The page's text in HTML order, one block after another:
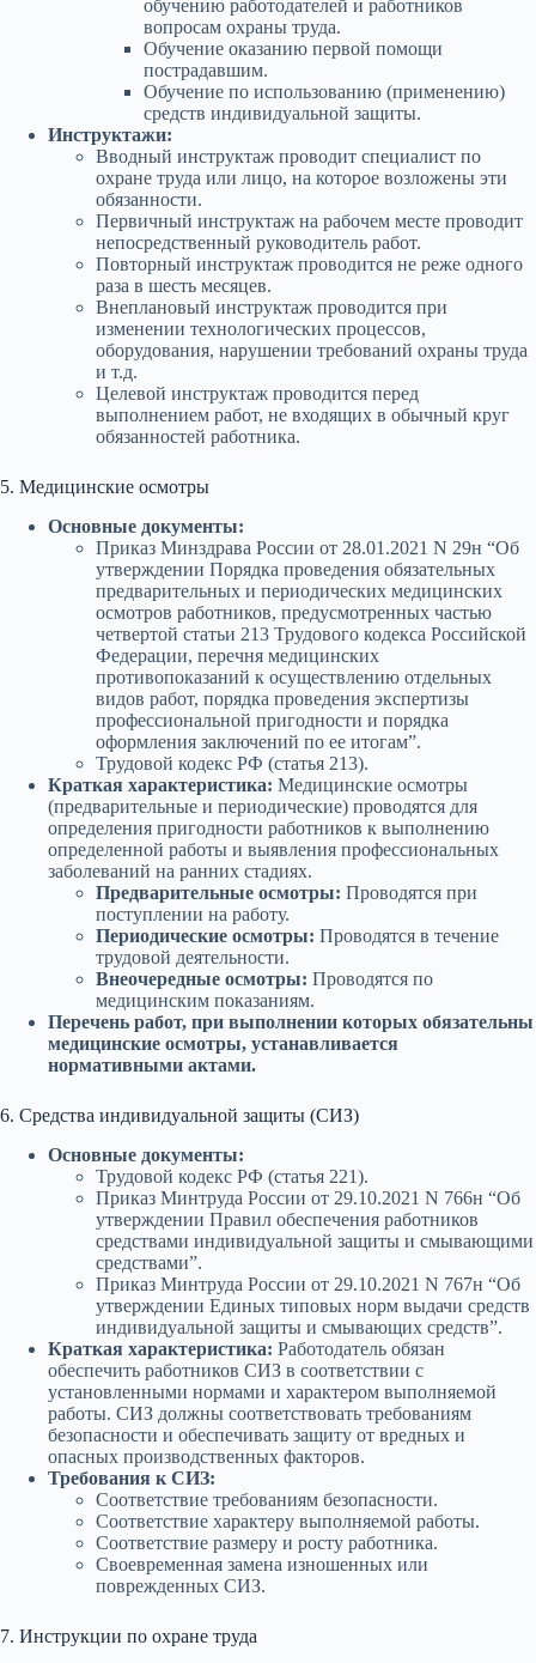
обучению работодателей и работников
вопросам охраны труда.
Обучение оказанию первой помощи
пострадавшим.
Обучение по использованию (применению)
средств индивидуальной защиты.
Инструктажи:
Вводный инструктаж проводит специалист по
охране труда или лицо, на которое возложены эти
обязанности.
Первичный инструктаж на рабочем месте проводит
непосредственный руководитель работ.
Повторный инструктаж проводится не реже одного
раза в шесть месяцев.
Внеплановый инструктаж проводится при
изменении технологических процессов,
оборудования, нарушении требований охраны труда
и т.д.
Целевой инструктаж проводится перед
выполнением работ, не входящих в обычный круг
обязанностей работника.
5. Медицинские осмотры
Основные документы:
Приказ Минздрава России от 28.01.2021 N 29н “Об
утверждении Порядка проведения обязательных
предварительных и периодических медицинских
осмотров работников, предусмотренных частью
четвертой статьи 213 Трудового кодекса Российской
Федерации, перечня медицинских
противопоказаний к осуществлению отдельных
видов работ, порядка проведения экспертизы
профессиональной пригодности и порядка
оформления заключений по ее итогам”.
Трудовой кодекс РФ (статья 213).
Краткая характеристика: Медицинские осмотры
(предварительные и периодические) проводятся для
определения пригодности работников к выполнению
определенной работы и выявления профессиональных
заболеваний на ранних стадиях.
Предварительные осмотры: Проводятся при
поступлении на работу.
Периодические осмотры: Проводятся в течение
трудовой деятельности.
Внеочередные осмотры: Проводятся по
медицинским показаниям.
Перечень работ, при выполнении которых обязательны
медицинские осмотры, устанавливается
нормативными актами.
6. Средства индивидуальной защиты (СИЗ)
Основные документы:
Трудовой кодекс РФ (статья 221).
Приказ Минтруда России от 29.10.2021 N 766н “Об
утверждении Правил обеспечения работников
средствами индивидуальной защиты и смывающими
средствами”.
Приказ Минтруда России от 29.10.2021 N 767н “Об
утверждении Единых типовых норм выдачи средств
индивидуальной защиты и смывающих средств”.
Краткая характеристика: Работодатель обязан
обеспечить работников СИЗ в соответствии с
установленными нормами и характером выполняемой
работы. СИЗ должны соответствовать требованиям
безопасности и обеспечивать защиту от вредных и
опасных производственных факторов.
Требования к СИЗ:
Соответствие требованиям безопасности.
Соответствие характеру выполняемой работы.
Соответствие размеру и росту работника.
Своевременная замена изношенных или
поврежденных СИЗ.
7. Инструкции по охране труда